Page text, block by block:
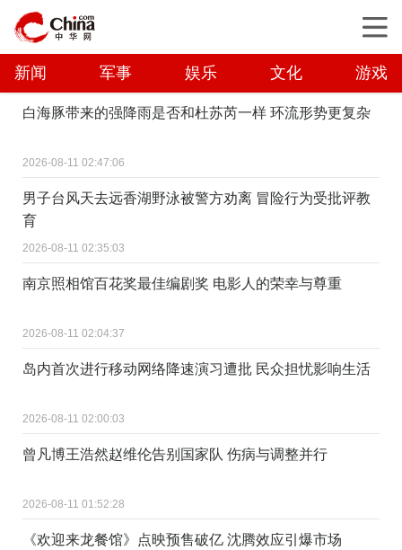
新闻 军事 娱乐 文化 游戏
白海豚带来的强降雨是否和杜苏芮一样 环流形势更复杂
2026-08-11 02:47:06
男子台风天去远香湖野泳被警方劝离 冒险行为受批评教
育
2026-08-11 02:35:03
南京照相馆百花奖最佳编剧奖 电影人的荣幸与尊重
2026-08-11 02:04:37
岛内首次进行移动网络降速演习遭批 民众担忧影响生活
2026-08-11 02:00:03
曾凡博王浩然赵维伦告别国家队 伤病与调整并行
2026-08-11 01:52:28
《欢迎来龙餐馆》点映预售破亿 沈腾效应引爆市场